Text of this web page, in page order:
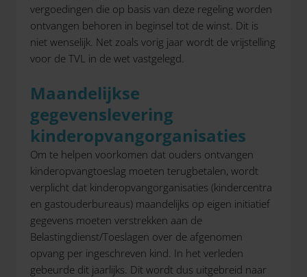
vergoedingen die op basis van deze regeling worden
ontvangen behoren in beginsel tot de winst. Dit is
niet wenselijk. Net zoals vorig jaar wordt de vrijstelling
voor de TVL in de wet vastgelegd.
Maandelijkse
gegevenslevering
kinderopvangorganisaties
Om te helpen voorkomen dat ouders ontvangen
kinderopvangtoeslag moeten terugbetalen, wordt
verplicht dat kinderopvangorganisaties (kindercentra
en gastouderbureaus) maandelijks op eigen initiatief
gegevens moeten verstrekken aan de
Belastingdienst/Toeslagen over de afgenomen
opvang per ingeschreven kind. In het verleden
gebeurde dit jaarlijks. Dit wordt dus uitgebreid naar